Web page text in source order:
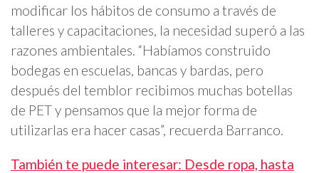
modificar los hábitos de consumo a través de
talleres y capacitaciones, la necesidad superó a las
razones ambientales. “Habíamos construido
bodegas en escuelas, bancas y bardas, pero
después del temblor recibimos muchas botellas
de PET y pensamos que la mejor forma de
utilizarlas era hacer casas”, recuerda Barranco.
También te puede interesar: Desde ropa, hasta